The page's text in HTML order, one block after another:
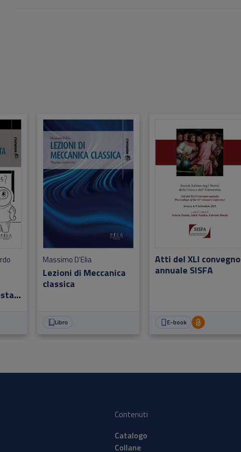
a
Lezioni di Meccanica
classica
Massimo D'Elia
Libro
Atti del XLI convegno
annuale SISFA
E-book
Contenuti
Catalogo
Collane